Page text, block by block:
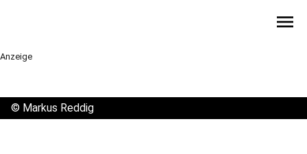
menu
Anzeige
© Markus Reddig